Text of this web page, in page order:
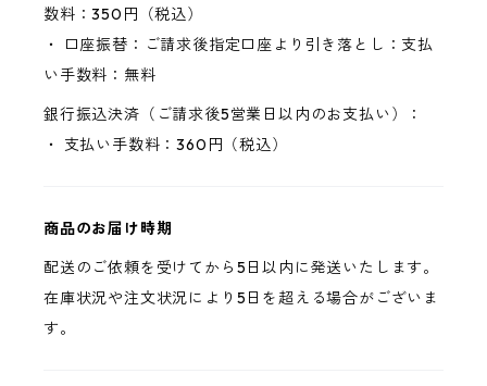
数料：350円（税込）
・ 口座振替：ご請求後指定口座より引き落とし：支払
い手数料：無料
銀行振込決済（ご請求後5営業日以内のお支払い）：
・ 支払い手数料：360円（税込）
商品のお届け時期
配送のご依頼を受けてから5日以内に発送いたします。
在庫状況や注文状況により5日を超える場合がございま
す。